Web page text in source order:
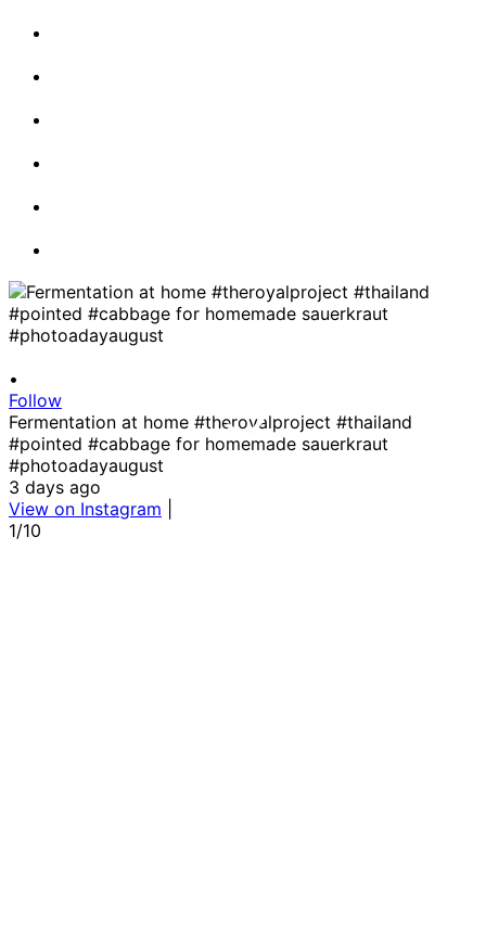
•
Follow
Fermentation at home #theroyalproject #thailand
#pointed #cabbage for homemade sauerkraut
#photoadayaugust
3 days ago
View on Instagram
1/10